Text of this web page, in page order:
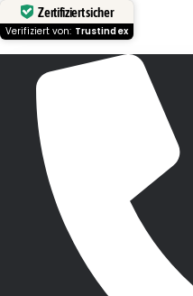
Zertifiziert sicher
Verifiziert von: Trustindex